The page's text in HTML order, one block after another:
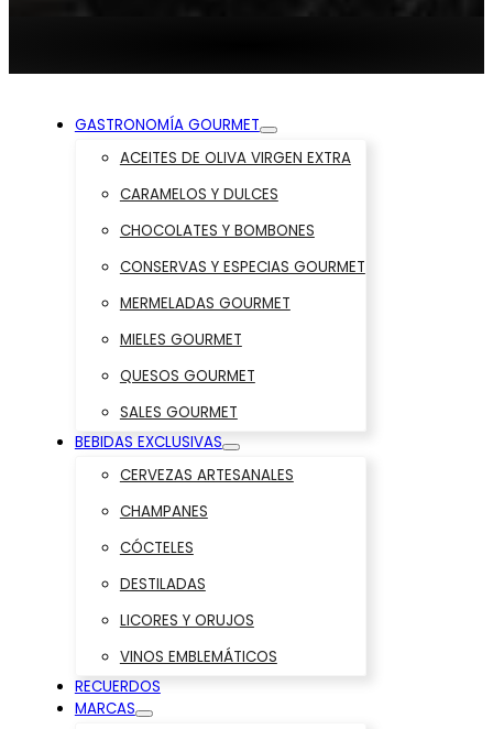
GASTRONOMÍA GOURMET
ACEITES DE OLIVA VIRGEN EXTRA
CARAMELOS Y DULCES
CHOCOLATES Y BOMBONES
CONSERVAS Y ESPECIAS GOURMET
MERMELADAS GOURMET
MIELES GOURMET
QUESOS GOURMET
SALES GOURMET
BEBIDAS EXCLUSIVAS
CERVEZAS ARTESANALES
CHAMPANES
CÓCTELES
DESTILADAS
LICORES Y ORUJOS
VINOS EMBLEMÁTICOS
RECUERDOS
MARCAS